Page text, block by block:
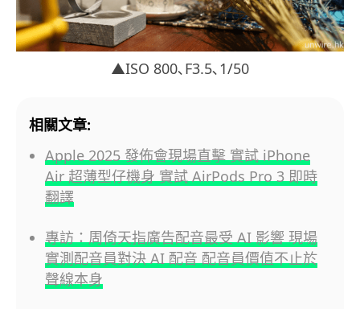
▲ISO 800､F3.5､1/50
相關文章:
Apple 2025 發佈會現場直擊 實試 iPhone
Air 超薄型仔機身 實試 AirPods Pro 3 即時
翻譯
專訪：周倚天指廣告配音最受 AI 影響 現場
實測配音員對決 AI 配音 配音員價值不止於
聲線本身